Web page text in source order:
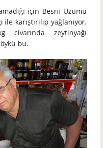
için Besni Üzümü
karıştırılıp yağlanıyor.
zeytinyağı
bu.